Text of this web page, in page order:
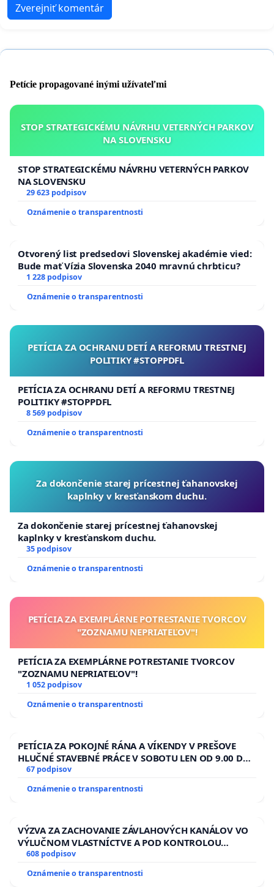
Zverejniť komentár
Petície propagované inými užívateľmi
STOP STRATEGICKÉMU NÁVRHU VETERNÝCH PARKOV
NA SLOVENSKU
STOP STRATEGICKÉMU NÁVRHU VETERNÝCH PARKOV
NA SLOVENSKU
29 623 podpisov
Oznámenie o transparentnosti
Otvorený list predsedovi Slovenskej akadémie vied:
Bude mať Vízia Slovenska 2040 mravnú chrbticu?
1 228 podpisov
Oznámenie o transparentnosti
PETÍCIA ZA OCHRANU DETÍ A REFORMU TRESTNEJ
POLITIKY #STOPPDFL
PETÍCIA ZA OCHRANU DETÍ A REFORMU TRESTNEJ
POLITIKY #STOPPDFL
8 569 podpisov
Oznámenie o transparentnosti
Za dokončenie starej prícestnej ťahanovskej
kaplnky v kresťanskom duchu.
Za dokončenie starej prícestnej ťahanovskej
kaplnky v kresťanskom duchu.
35 podpisov
Oznámenie o transparentnosti
PETÍCIA ZA EXEMPLÁRNE POTRESTANIE TVORCOV
"ZOZNAMU NEPRIATEĽOV"!
PETÍCIA ZA EXEMPLÁRNE POTRESTANIE TVORCOV
"ZOZNAMU NEPRIATEĽOV"!
1 052 podpisov
Oznámenie o transparentnosti
PETÍCIA ZA POKOJNÉ RÁNA A VÍKENDY V PREŠOVE
HLUČNÉ STAVEBNÉ PRÁCE V SOBOTU LEN OD 9.00 DO
13.00 HOD., CEZ PRACOVNÝ TÝŽDEŇ CIEĽ 8.00 – 18.00
ĎUMBIERSKEJ/MAGU
67 podpisov
Oznámenie o transparentnosti
VÝZVA ZA ZACHOVANIE ZÁVLAHOVÝCH KANÁLOV VO
VÝLUČNOM VLASTNÍCTVE A POD KONTROLOU
SLOVENSKEJ REPUBLIKY & žiadosť na riešenie
kanálov na Slovensku
608 podpisov
Oznámenie o transparentnosti